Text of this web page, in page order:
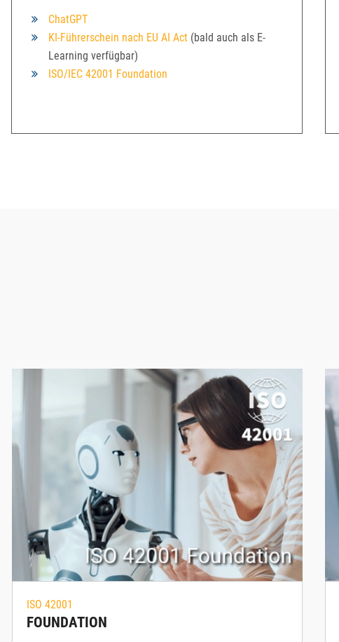
ChatGPT
KI-Führerschein nach EU AI Act (bald auch als E-
Learning verfügbar)
ISO/IEC 42001 Foundation
ISO 42001
FOUNDATION